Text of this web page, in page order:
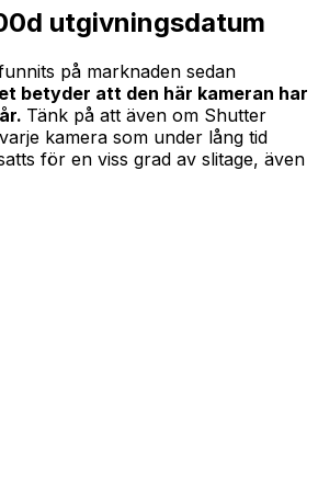
utgivningsdatum
på marknaden sedan
betyder att den här kameran har
Tänk på att även om Shutter
kamera som under lång tid
för en viss grad av slitage, även